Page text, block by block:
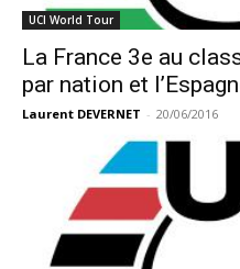
UCI World Tour
La France 3e au
par nation et
Laurent DEVERNET - 20/06/2016